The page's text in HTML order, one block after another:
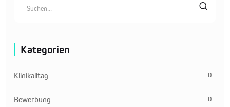
Kategorien
Klinikalltag 0
Bewerbung 0